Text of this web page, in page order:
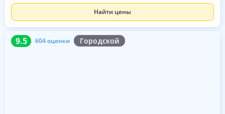
Найти цены
9.5 604 оценки Городской
9.5 604 оценки